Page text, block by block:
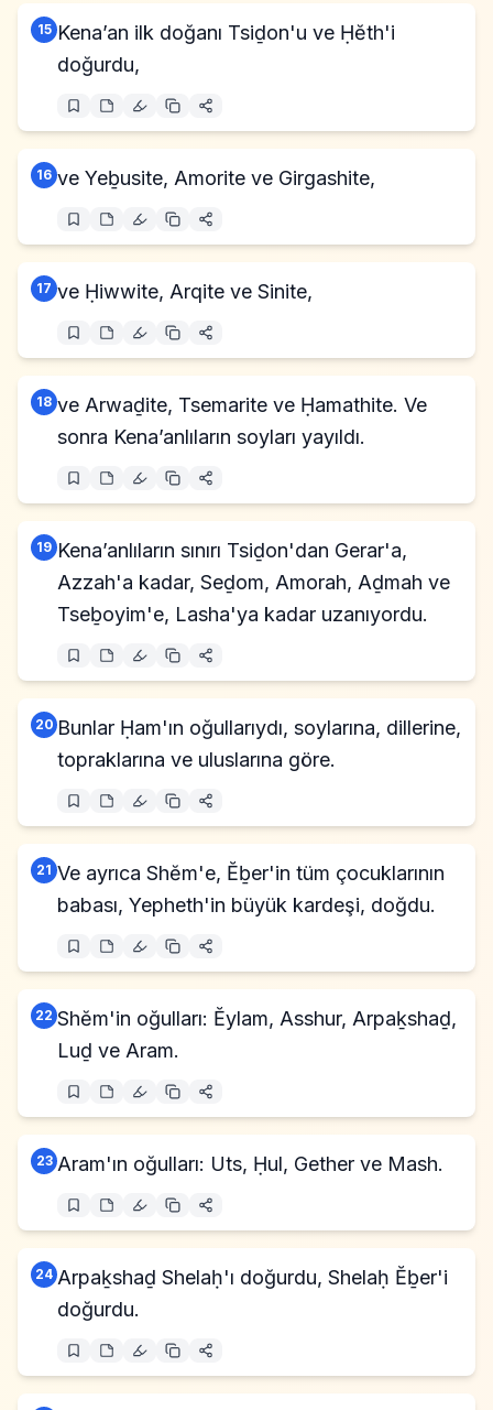
15 Kena’an ilk doğanı Tsiḏon'u ve Ḥĕth'i
doğurdu,
16 ve Yeḇusite, Amorite ve Girgashite,
17 ve Ḥiwwite, Arqite ve Sinite,
18 ve Arwaḏite, Tsemarite ve Ḥamathite. Ve
sonra Kena’anlıların soyları yayıldı.
19 Kena’anlıların sınırı Tsiḏon'dan Gerar'a,
Azzah'a kadar, Seḏom, Amorah, Aḏmah ve
Tseḇoyim'e, Lasha'ya kadar uzanıyordu.
20 Bunlar Ḥam'ın oğullarıydı, soylarına, dillerine,
topraklarına ve uluslarına göre.
21 Ve ayrıca Shĕm'e, Ĕḇer'in tüm çocuklarının
babası, Yepheth'in büyük kardeşi, doğdu.
22 Shĕm'in oğulları: Ĕylam, Asshur, Arpaḵshaḏ,
Luḏ ve Aram.
23 Aram'ın oğulları: Uts, Ḥul, Gether ve Mash.
24 Arpaḵshaḏ Shelaḥ'ı doğurdu, Shelaḥ Ĕḇer'i
doğurdu.